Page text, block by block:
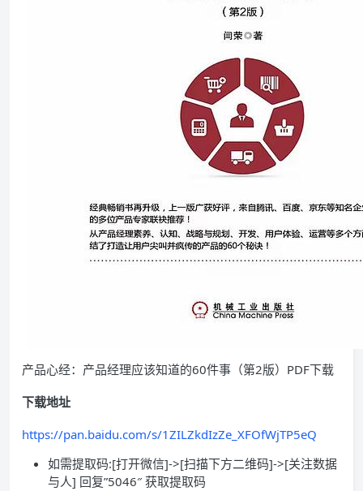
产品心经：产品经理应该知道的60件事（第2版）PDF下载
下载地址
https://pan.baidu.com/s/1ZILZkdIzZe_XFOfWjTP5eQ
如需提取码:[打开微信]->[扫描下方二维码]->[关注数据
与人] 回复”5046″ 获取提取码